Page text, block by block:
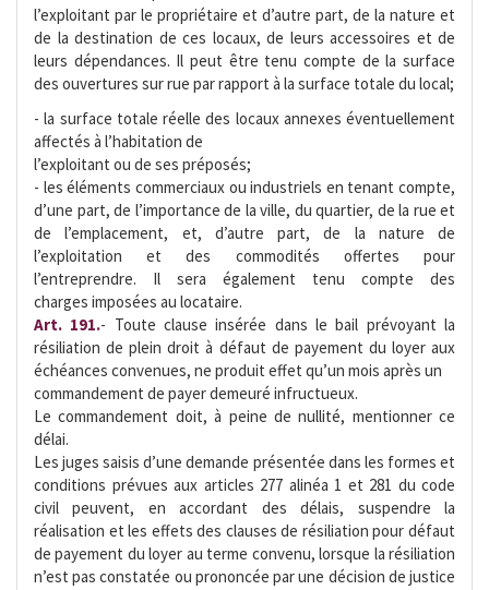
l’exploitant par le propriétaire et d’autre part, de la nature et
de la destination de ces locaux, de leurs accessoires et de
leurs dépendances. Il peut être tenu compte de la surface
des ouvertures sur rue par rapport à la surface totale du local;
- la surface totale réelle des locaux annexes éventuellement
affectés à l’habitation de
l’exploitant ou de ses préposés;
- les éléments commerciaux ou industriels en tenant compte,
d’une part, de l’importance de la ville, du quartier, de la rue et
de l’emplacement, et, d’autre part, de la nature de
l’exploitation et des commodités offertes pour
l’entreprendre. Il sera également tenu compte des
charges imposées au locataire.
Art. 191.- Toute clause insérée dans le bail prévoyant la
résiliation de plein droit à défaut de payement du loyer aux
échéances convenues, ne produit effet qu’un mois après un
commandement de payer demeuré infructueux.
Le commandement doit, à peine de nullité, mentionner ce
délai.
Les juges saisis d’une demande présentée dans les formes et
conditions prévues aux articles 277 alinéa 1 et 281 du code
civil peuvent, en accordant des délais, suspendre la
réalisation et les effets des clauses de résiliation pour défaut
de payement du loyer au terme convenu, lorsque la résiliation
n’est pas constatée ou prononcée par une décision de justice